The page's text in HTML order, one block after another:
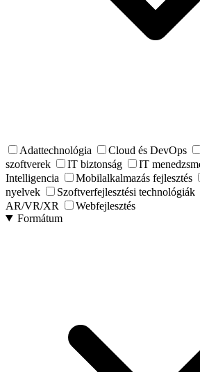
Adattechnológia Cloud és DevOps
szoftverek
IT biztonság IT
Intelligencia
Mobilalkalmazás fejlesztés
nyelvek
Szoftverfejlesztési technológiák
AR/VR/XR
Webfejlesztés
Formátum